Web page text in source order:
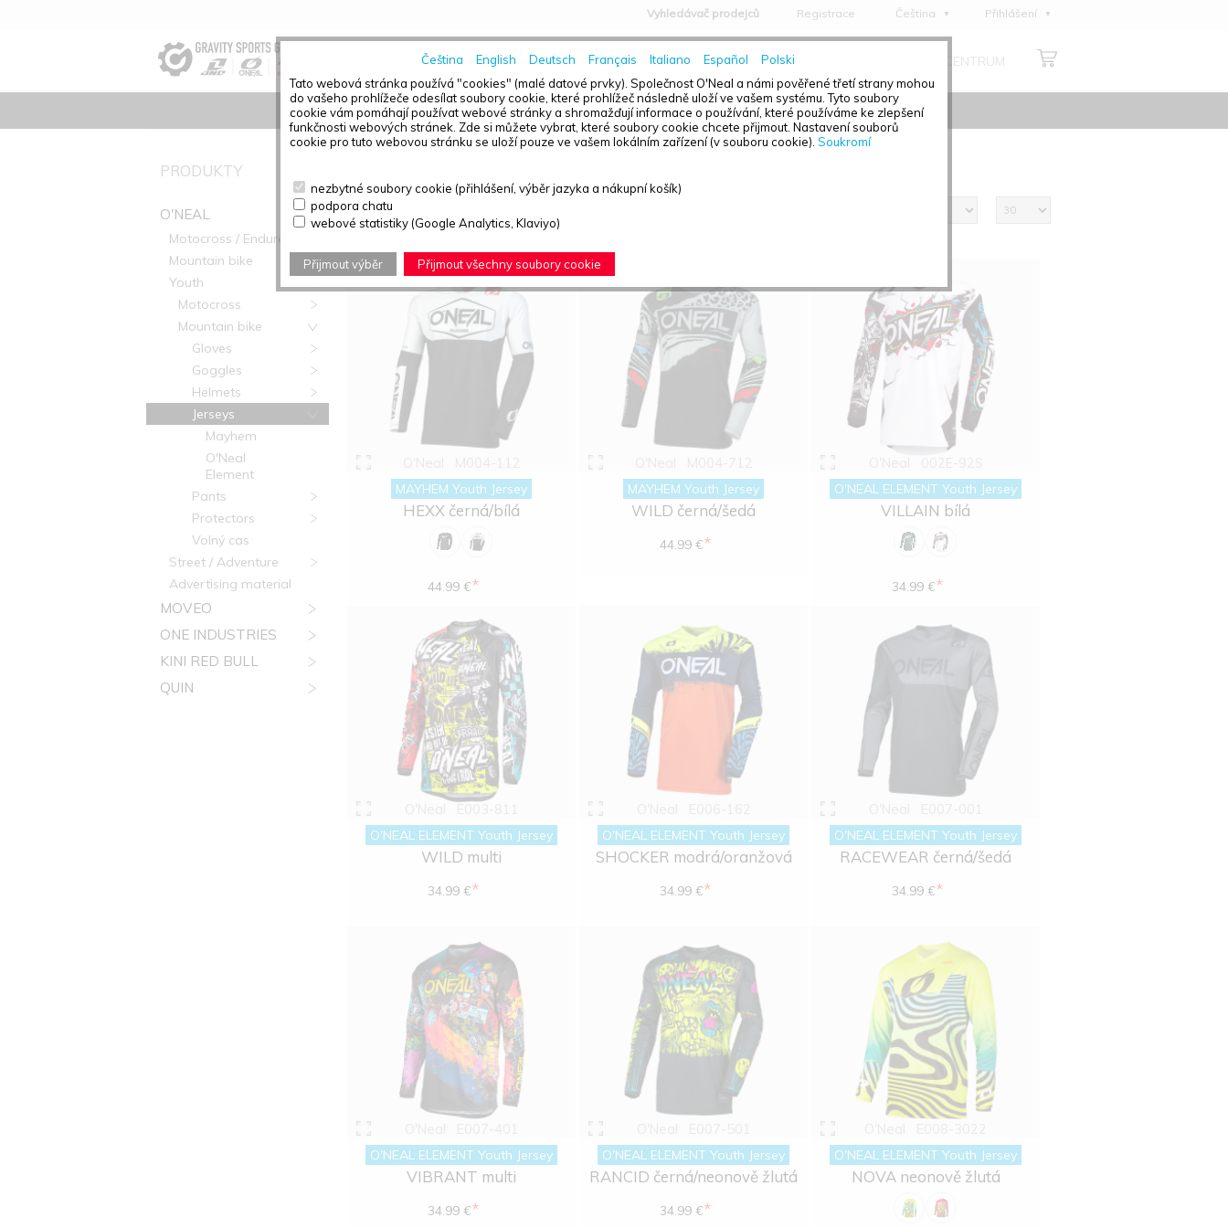
Čeština English Deutsch Français Italiano Español
Polski
Tato webová stránka používá "cookies" (malé datové prvky). Společnost O'Neal a námi pověřené třetí strany mohou
do vašeho prohlížeče odesílat soubory cookie, které prohlížeč následně uloží ve vašem systému. Tyto soubory
cookie vám pomáhají používat webové stránky a shromažďují informace o používání, které používáme ke zlepšení
funkčnosti webových stránek. Zde si můžete vybrat, které soubory cookie chcete přijmout. Nastavení souborů
cookie pro tuto webovou stránku se uloží pouze ve vašem lokálním zařízení (v souboru cookie). Soukromí
nezbytné soubory cookie (přihlášení, výběr jazyka a nákupní košík)
podpora chatu
webové statistiky (Google Analytics, Klaviyo)
Přijmout výběr Přijmout všechny soubory cookie
Vyhledávač prodejců Registrace
Čeština
English
Français
Italiano
Přihlášení
DOMOVSKÁ STRÁNKA ZPRÁVY MÉDIA CENTRUM
PRODUKTY
O'NEAL
Motocross / Enduro
Mountain bike
Youth
Motocross
Mountain bike
Gloves
Goggles
Helmets
Jerseys
Mayhem
O'Neal
Element
Pants
Protectors
Volný cas
Street / Adventure
Advertising material
MOVEO
ONE INDUSTRIES
KINI RED BULL
QUIN
Nalezené položky: 10
MAYHEM Youth Jersey
HEXX černá/bílá
44.99 €*
MAYHEM Youth Jersey
WILD černá/šedá
44.99 €*
O'NEAL ELEMENT Youth Jersey
VILLAIN bílá
34.99 €*
O'NEAL ELEMENT Youth Jersey
WILD multi
34.99 €*
O'NEAL ELEMENT Youth Jersey
SHOCKER modrá/oranžová
34.99 €*
O'NEAL ELEMENT Youth Jersey
RACEWEAR černá/šedá
34.99 €*
O'NEAL ELEMENT Youth Jersey
VIBRANT multi
34.99 €*
O'NEAL ELEMENT Youth Jersey
RANCID černá/neonově žlutá
34.99 €*
O'NEAL ELEMENT Youth Jersey
NOVA neonově žlutá